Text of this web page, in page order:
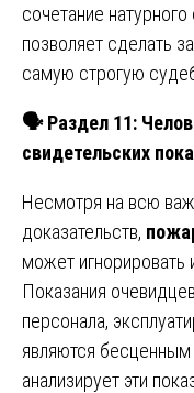
сочетание
позволяет сделать
самую строгую
🗣 Раздел 11:
свидетельских
Несмотря на всю
доказательств,
может игнорировать
Показания
персонала,
являются
анализирует эти